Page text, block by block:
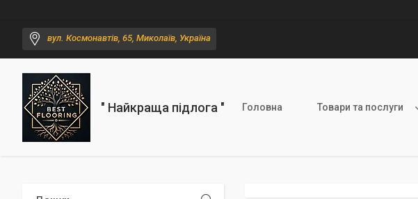
вул. Космонавтів, 65, Миколаїв, Україна
" Найкраща підлога " Головна Товари та послуги